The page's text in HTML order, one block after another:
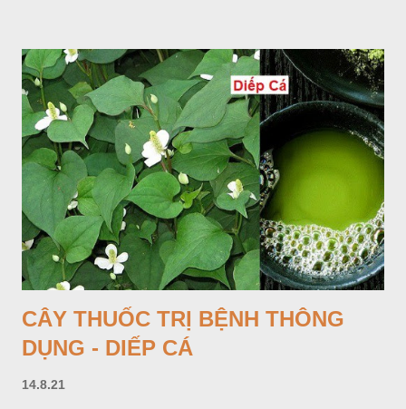
một mo to màu đỏ xanh có đốm trắng, mặt trong màu đỏ thẫm,
bao lấy một bong mo là một trục mang phần hoa cái ở dưới,
phần hoa đực ở trên. Khoai nưa phân bố ở Ấn độ, Myanma,
Trung quốc, Việt nam, Campuchia, Malaixia, Inđônêxia,
Philippin. Ở nước ta, khoai nưa mọc hoang rải rác ở khắp các
vùng rừng núi, được bà con nhiều địa phương đem về trồng từ
lâu đời ở trong vườn, quanh bờ ao, dọc hàng rào và trên các
đồi để làm thức ăn cho người và gia súc, gặp nhiều ở các tỉnh
Lạng s...
CÂY THUỐC TRỊ BỆNH THÔNG
DỤNG - DIẾP CÁ
14.8.21